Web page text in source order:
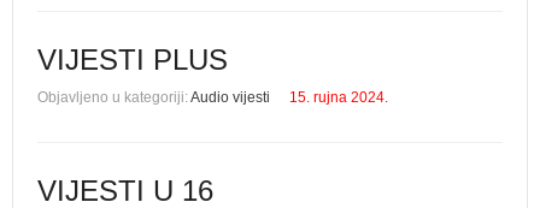
VIJESTI PLUS
Objavljeno u kategoriji:Audio vijesti 15. rujna 2024.
VIJESTI U 16